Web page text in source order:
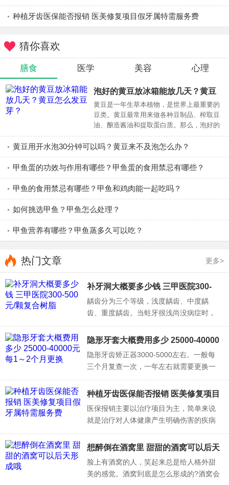
1、想通过佩戴牙套来改变面部脸型的患者
位，以此来达到改变脸型的目的，有这种需求的患者是不适
合佩戴牙套的。因为牙套的主要目的是为了给牙齿做整形，
修复牙齿脱落，拥挤，参差不齐的现象，已达到患者牙齿最
佳的健康状态。
2、牙龈有问题的患者
在佩戴牙套之前，医生会进行口腔全面的检查工作，包
括牙龈，牙根，牙齿表面，牙齿损坏部位等，在做完需要治
疗的牙齿之后，才会佩戴牙套。那么，牙龈轻微的问题，通
过治疗可以改善，如果是比较严重的牙龈萎缩，牙齿松动的
就会很厉害，佩戴牙套的话，是不能达到矫正的目的。
佩戴牙套矫正的过程，只能较小范围的纠正牙齿不齐，
牙齿错位等现象，如果出现面部牙槽骨突出和颌骨畸形的患
为佩戴牙套，导致压根的损坏或者导致牙齿松动等现象。这
类的患者，需要通过牙齿的外科正牙手术进行治疗。
牙套适合多大年龄？
年龄段需要干预的牙齿畸形的类型比较少，最常见的就是乳
牙的反颌，也就是我们俗称的地包天。
2、第2个阶段是从6岁换牙开始，一直持续到12岁左
右，这个时期是叫替牙期，因为孩子在这个阶段，身体的各
个部分发生了高速的生长，面部的骨骼和牙齿系统也是一
样，所以对一些我们需要利用颌骨生长潜能的牙齿矫正来
说，需要在这个阶段进行。
3、最后1个阶段是12岁以后一直到18岁成年以前。
隐形牙套怎么戴？
种植牙齿医保能否报销 医美修复项目假牙属特需服务费
猜你喜欢
膳食 医学 美容 心理
泡好的黄豆放冰箱能放几天？黄豆
怎么发豆芽？
黄豆是一年生草本植物，是世界上最重要的
豆类。黄豆最常用来做各种豆制品、榨取豆
油、酿造酱油和提取蛋白质。那么，泡好的
黄豆放冰箱能放几天？下面，和健康新时报
一起来了解一下吧
黄豆用开水泡30分钟可以吗？黄豆来不及泡怎么办？
甲鱼蛋的功效与作用有哪些？甲鱼蛋的食用禁忌有哪些？
甲鱼的食用禁忌有哪些？甲鱼和鸡肉能一起吃吗？
如何挑选甲鱼？甲鱼怎么处理？
甲鱼营养有哪些？甲鱼蒸多久可以吃？
热门文章 更多>
补牙洞大概要多少钱 三甲医院300-
500元/颗复合树脂
龋齿分为三个等级，浅度龋齿、中度龋
齿、重度龋齿。当蛀牙很浅尚没病症时，
补牙医治非常简单，仅将蛀洞充填即可。
如果是初期的补牙，价格很便宜，但严重
隐形牙套大概费用多少 25000-40000
元每1～2个月更换
隐形牙齿矫正器3000-5000左右。一般每
三个月复查一次，一年左右就需要更换一
次，平时尽量不要吃过冷的食物。请到当
地正规的三甲医院检查，明确病因后大夫
好，收费也会比较公正合理的。
种植牙齿医保能否报销 医美修复项目
假牙属特需服务费
医保报销主要以治疗项目为主，简单来说
就是治疗对人体健康产生明确伤害的疾病
而产生的费用，医保才会予以报销。而种
植牙齿属于修复整形项目，与做假牙一
想醉倒在酒窝里 甜甜的酒窝可以后天
形成哦
脸上有酒窝的人，笑起来总是给人格外甜
美的感觉。酒窝到底是怎么形成的?酒窝会